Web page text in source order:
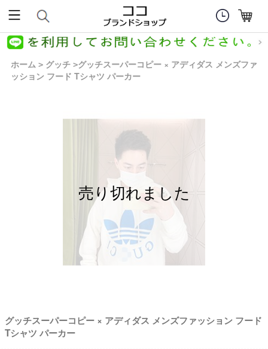
ホーム > グッチ >グッチスーパーコピー × アディダス メンズファ
ッション フード Tシャツ パーカー
グッチスーパーコピー × アディダス メンズファッション フード
Tシャツ パーカー